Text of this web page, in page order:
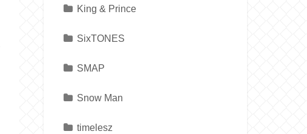
King & Prince
SixTONES
SMAP
Snow Man
timelesz